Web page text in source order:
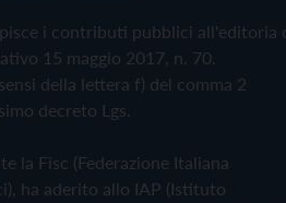
i contributi pubblici all'editoria
15 maggio 2017, n. 70.
della lettera f) del comma 2
decreto Lgs.
la Fisc (Federazione Italiana
ha aderito allo IAP (Istituto